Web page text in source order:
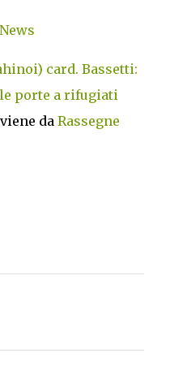
card. Bassetti:
porte a rifugiati
da Rassegne